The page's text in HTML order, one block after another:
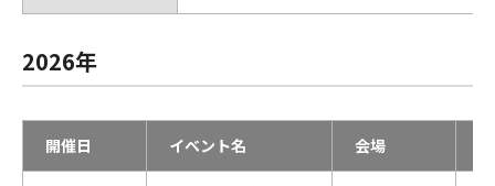
2026年
開催日 イベント名 会場